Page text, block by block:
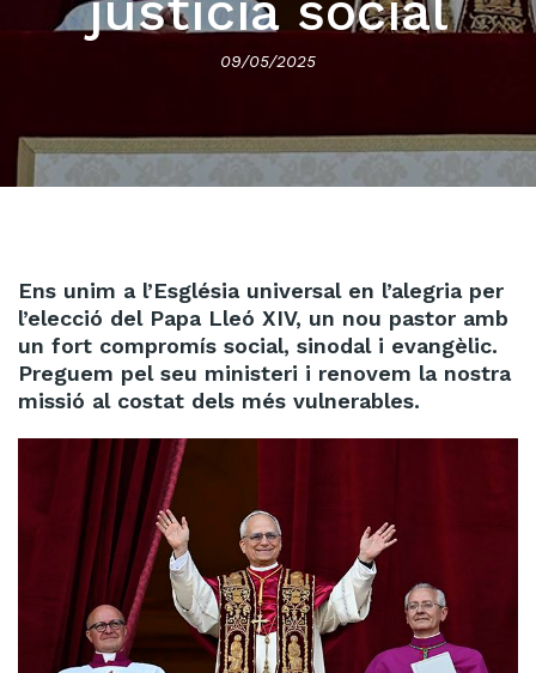
09/05/2025
Ens unim a l’Església universal en l’alegria per
l’elecció del Papa Lleó XIV, un nou pastor amb
un fort compromís social, sinodal i evangèlic.
Preguem pel seu ministeri i renovem la nostra
missió al costat dels més vulnerables.